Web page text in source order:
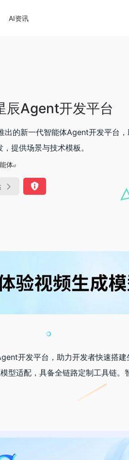
AI资讯
辰Agent开发平台
出的新一代智能体Agent开发平台
提供场景与技术模板。
体
开发平台，助力开发者快速搭
型适配，具备全链路定制工具链